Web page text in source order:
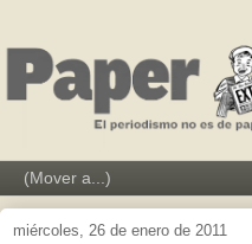
miércoles, 26 de enero de 2011